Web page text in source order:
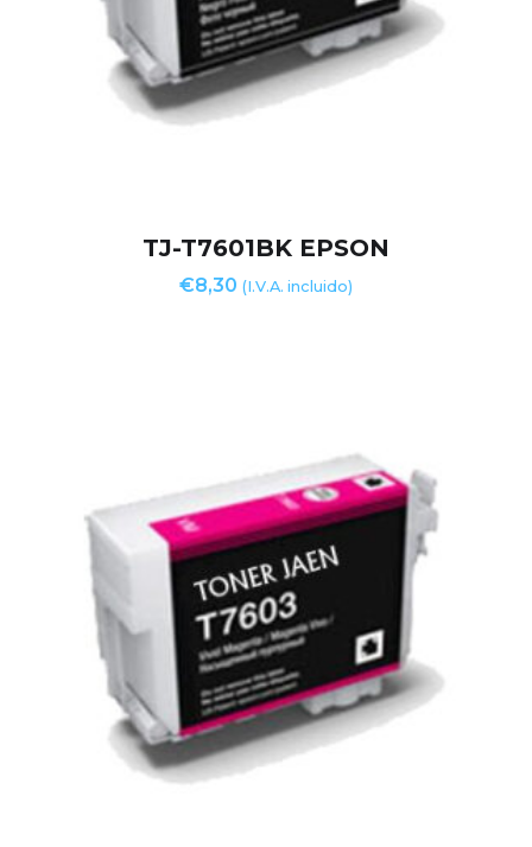
TJ-T7601BK EPSON
€8,30 (I.V.A. incluido)